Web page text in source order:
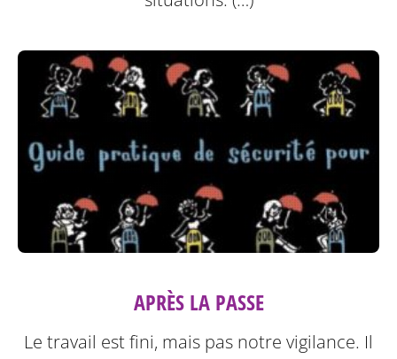
APRÈS LA PASSE
Le travail est fini, mais pas notre vigilance. Il